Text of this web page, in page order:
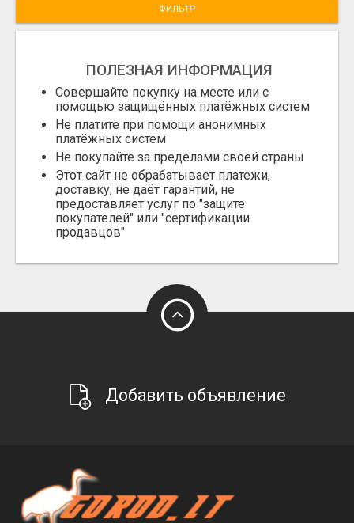
ФИЛЬТР
ПОЛЕЗНАЯ ИНФОРМАЦИЯ
Совершайте покупку на месте или с
помощью защищённых платёжных систем
Не платите при помощи анонимных
платёжных систем
Не покупайте за пределами своей страны
Этот сайт не обрабатывает платежи,
доставку, не даёт гарантий, не
предоставляет услуг по "защите
покупателей" или "сертификации
продавцов"
Добавить объявление